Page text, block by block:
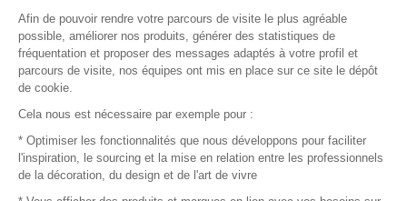
Plan du site
© 2016 –Organisation SAFI
Recrutement
Afin de pouvoir rendre votre parcours de visite le plus agréable
possible, améliorer nos produits, générer des statistiques de
fréquentation et proposer des messages adaptés à votre profil et
parcours de visite, nos équipes ont mis en place sur ce site le dépôt
de cookie.
Cela nous est nécessaire par exemple pour :
* Optimiser les fonctionnalités que nous développons pour faciliter
l'inspiration, le sourcing et la mise en relation entre les professionnels
de la décoration, du design et de l'art de vivre